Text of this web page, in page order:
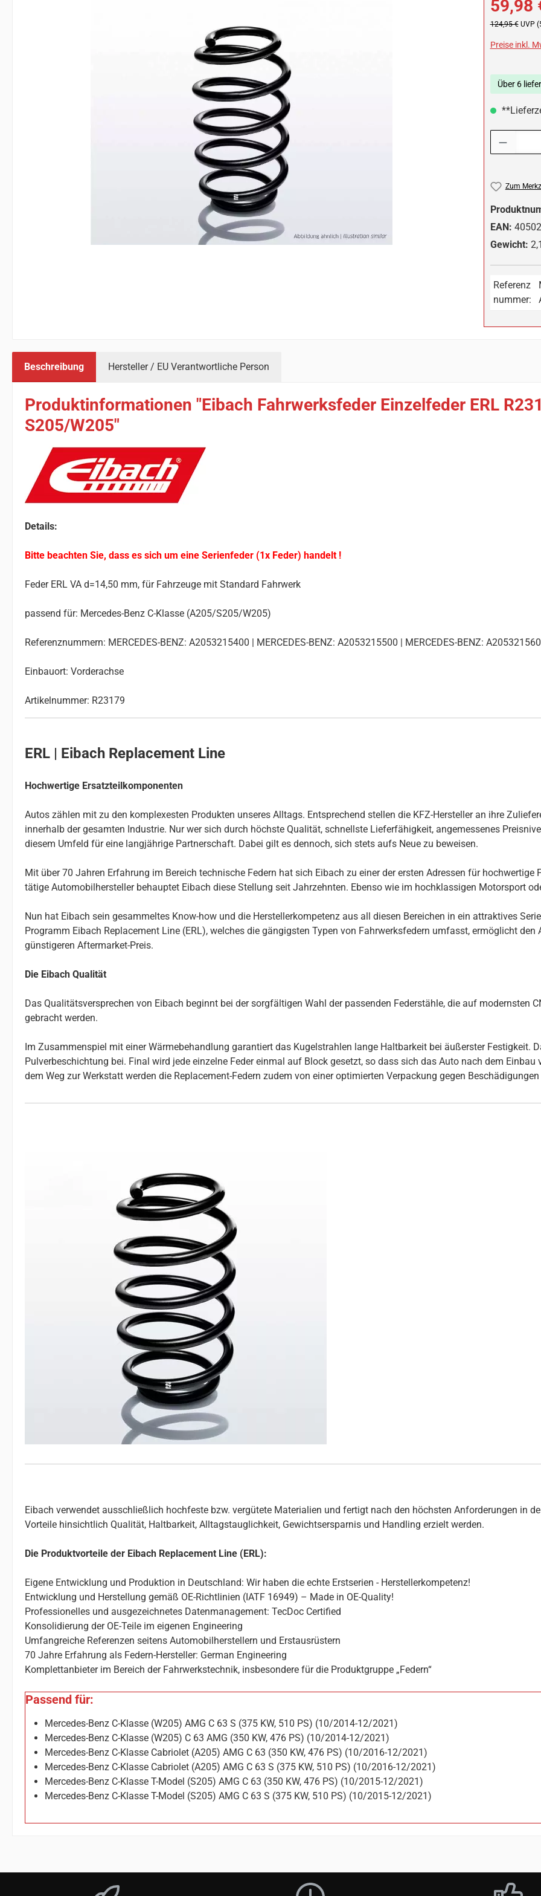
59,98
Regulärer Preis:
124,95 € UVP
Preise inkl.
Über 6
Zum
EAN:
Gewicht:
Referenz
nummer:
Beschreibung Hersteller / EU Verantwortliche Person
Produktinformationen "Eibach Fahrwerksfeder Einzelfeder ERL
S205/W205"
Details:
Bitte beachten Sie, dass es sich um eine Serienfeder (1x Feder) handelt !
Feder ERL VA d=14,50 mm, für Fahrzeuge mit Standard Fahrwerk
passend für: Mercedes-Benz C-Klasse (A205/S205/W205)
Referenznummern: MERCEDES-BENZ: A2053215400 | MERCEDES-BENZ: A2053215500 | MERCEDES-BENZ:
Einbauort: Vorderachse
Artikelnummer: R23179
ERL | Eibach Replacement Line
Hochwertige Ersatzteilkomponenten
Autos zählen mit zu den komplexesten Produkten unseres Alltags. Entsprechend stellen die KFZ-Hersteller an ihre
innerhalb der gesamten Industrie. Nur wer sich durch höchste Qualität, schnellste Lieferfähigkeit, angemessenes
diesem Umfeld für eine langjährige Partnerschaft. Dabei gilt es dennoch, sich stets aufs Neue zu beweisen.
Mit über 70 Jahren Erfahrung im Bereich technische Federn hat sich Eibach zu einer der ersten Adressen für
tätige Automobilhersteller behauptet Eibach diese Stellung seit Jahrzehnten. Ebenso wie im hochklassigen Motorsport
Nun hat Eibach sein gesammeltes Know-how und die Herstellerkompetenz aus all diesen Bereichen in ein attraktives
Programm Eibach Replacement Line (ERL), welches die gängigsten Typen von Fahrwerksfedern umfasst, ermöglicht
günstigeren Aftermarket-Preis.
Die Eibach Qualität
Das Qualitätsversprechen von Eibach beginnt bei der sorgfältigen Wahl der passenden Federstähle, die auf modernsten
gebracht werden.
Im Zusammenspiel mit einer Wärmebehandlung garantiert das Kugelstrahlen lange Haltbarkeit bei äußerster Festigkeit.
Pulverbeschichtung bei. Final wird jede einzelne Feder einmal auf Block gesetzt, so dass sich das Auto nach dem
dem Weg zur Werkstatt werden die Replacement-Federn zudem von einer optimierten Verpackung gegen
Eibach verwendet ausschließlich hochfeste bzw. vergütete Materialien und fertigt nach den höchsten Anforderungen in
Vorteile hinsichtlich Qualität, Haltbarkeit, Alltagstauglichkeit, Gewichtsersparnis und Handling erzielt werden.
Die Produktvorteile der Eibach Replacement Line (ERL):
Eigene Entwicklung und Produktion in Deutschland: Wir haben die echte Erstserien - Herstellerkompetenz!
Entwicklung und Herstellung gemäß OE-Richtlinien (IATF 16949) – Made in OE-Quality!
Professionelles und ausgezeichnetes Datenmanagement: TecDoc Certified
Konsolidierung der OE-Teile im eigenen Engineering
Umfangreiche Referenzen seitens Automobilherstellern und Erstausrüstern
70 Jahre Erfahrung als Federn-Hersteller: German Engineering
Komplettanbieter im Bereich der Fahrwerkstechnik, insbesondere für die Produktgruppe „Federn“
Passend für:
Mercedes-Benz C-Klasse (W205) AMG C 63 S (375 KW, 510 PS) (10/2014-12/2021)
Mercedes-Benz C-Klasse (W205) C 63 AMG (350 KW, 476 PS) (10/2014-12/2021)
Mercedes-Benz C-Klasse Cabriolet (A205) AMG C 63 (350 KW, 476 PS) (10/2016-12/2021)
Mercedes-Benz C-Klasse Cabriolet (A205) AMG C 63 S (375 KW, 510 PS) (10/2016-12/2021)
Mercedes-Benz C-Klasse T-Model (S205) AMG C 63 (350 KW, 476 PS) (10/2015-12/2021)
Mercedes-Benz C-Klasse T-Model (S205) AMG C 63 S (375 KW, 510 PS) (10/2015-12/2021)